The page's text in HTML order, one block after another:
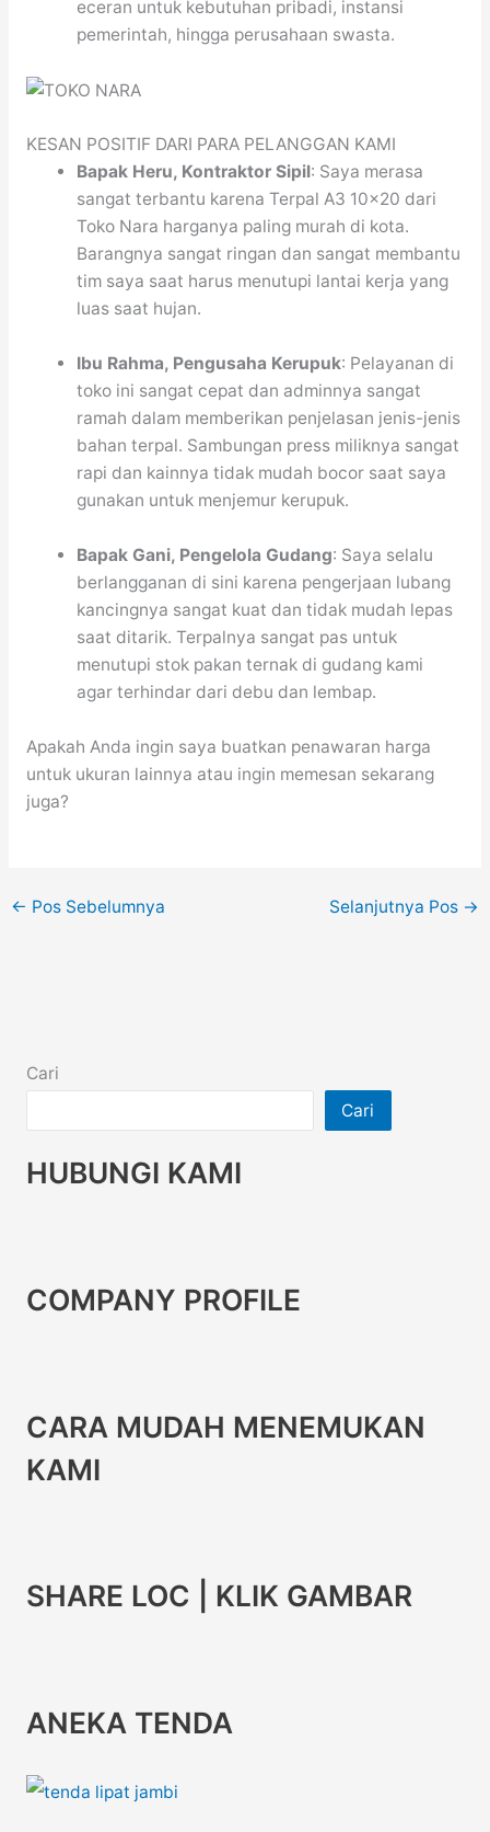
eceran untuk kebutuhan pribadi, instansi
pemerintah, hingga perusahaan swasta.
KESAN POSITIF DARI PARA PELANGGAN KAMI
Bapak Heru, Kontraktor Sipil: Saya merasa
sangat terbantu karena Terpal A3 10×20 dari
Toko Nara harganya paling murah di kota.
Barangnya sangat ringan dan sangat membantu
tim saya saat harus menutupi lantai kerja yang
luas saat hujan.
Ibu Rahma, Pengusaha Kerupuk: Pelayanan di
toko ini sangat cepat dan adminnya sangat
ramah dalam memberikan penjelasan jenis-jenis
bahan terpal. Sambungan press miliknya sangat
rapi dan kainnya tidak mudah bocor saat saya
gunakan untuk menjemur kerupuk.
Bapak Gani, Pengelola Gudang: Saya selalu
berlangganan di sini karena pengerjaan lubang
kancingnya sangat kuat dan tidak mudah lepas
saat ditarik. Terpalnya sangat pas untuk
menutupi stok pakan ternak di gudang kami
agar terhindar dari debu dan lembap.
Apakah Anda ingin saya buatkan penawaran harga
untuk ukuran lainnya atau ingin memesan sekarang
juga?
← Pos Sebelumnya Selanjutnya Pos →
Cari
Cari
HUBUNGI KAMI
COMPANY PROFILE
CARA MUDAH MENEMUKAN
KAMI
SHARE LOC | KLIK GAMBAR
ANEKA TENDA